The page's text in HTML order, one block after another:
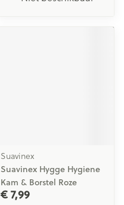
Suavinex
Suavinex Hygge Hygiene
Kam & Borstel Roze
€ 7,99